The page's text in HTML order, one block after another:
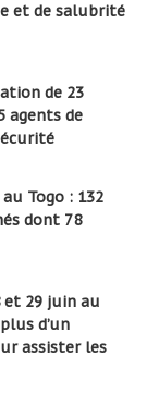
et de salubrité
de 23
agents de
Togo : 132
dont 78
et 29 juin au
d’un
assister les